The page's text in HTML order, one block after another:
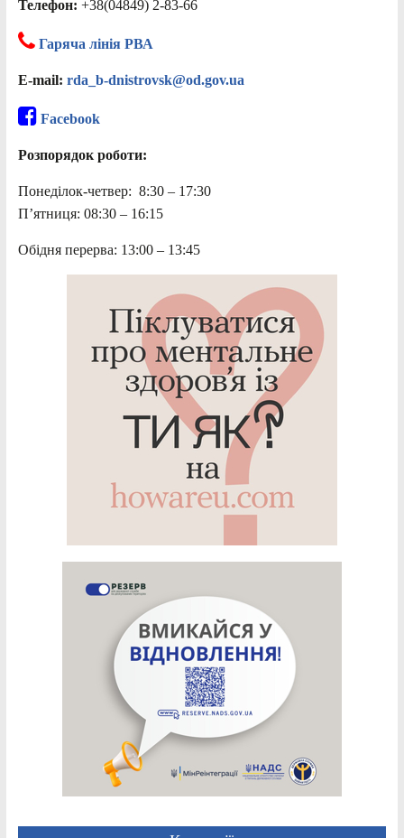
Телефон: +38(04849) 2-83-66
Гаряча лінія РВА
E-mail: rda_b-dnistrovsk@od.gov.ua
Facebook
Розпорядок роботи:
Понеділок-четвер: 8:30 – 17:30
П’ятниця: 08:30 – 16:15
Обідня перерва: 13:00 – 13:45